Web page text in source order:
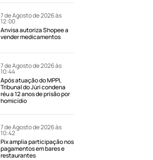
7 de Agosto de 2026 às
12:00
Anvisa autoriza Shopee a
vender medicamentos
7 de Agosto de 2026 às
10:44
Após atuação do MPPI,
Tribunal do Júri condena
réu a 12 anos de prisão por
homicídio
7 de Agosto de 2026 às
10:42
Pix amplia participação nos
pagamentos em bares e
restaurantes